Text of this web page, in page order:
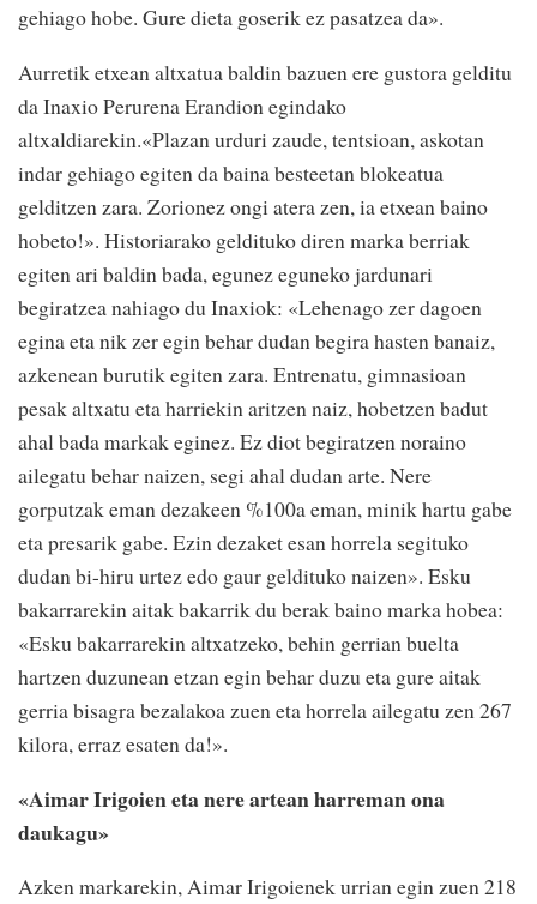
gehiago hobe. Gure dieta goserik ez pasatzea da».
Aurretik etxean altxatua baldin bazuen ere gustora gelditu
da Inaxio Perurena Erandion egindako
altxaldiarekin.«Plazan urduri zaude, tentsioan, askotan
indar gehiago egiten da baina besteetan blokeatua
gelditzen zara. Zorionez ongi atera zen, ia etxean baino
hobeto!». Historiarako geldituko diren marka berriak
egiten ari baldin bada, egunez eguneko jardunari
begiratzea nahiago du Inaxiok: «Lehenago zer dagoen
egina eta nik zer egin behar dudan begira hasten banaiz,
azkenean burutik egiten zara. Entrenatu, gimnasioan
pesak altxatu eta harriekin aritzen naiz, hobetzen badut
ahal bada markak eginez. Ez diot begiratzen noraino
ailegatu behar naizen, segi ahal dudan arte. Nere
gorputzak eman dezakeen %100a eman, minik hartu gabe
eta presarik gabe. Ezin dezaket esan horrela segituko
dudan bi-hiru urtez edo gaur geldituko naizen». Esku
bakarrarekin aitak bakarrik du berak baino marka hobea:
«Esku bakarrarekin altxatzeko, behin gerrian buelta
hartzen duzunean etzan egin behar duzu eta gure aitak
gerria bisagra bezalakoa zuen eta horrela ailegatu zen 267
kilora, erraz esaten da!».
«Aimar Irigoien eta nere artean harreman ona
daukagu»
Azken markarekin, Aimar Irigoienek urrian egin zuen 218